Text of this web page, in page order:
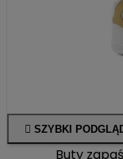
 SZYBKI
Buty